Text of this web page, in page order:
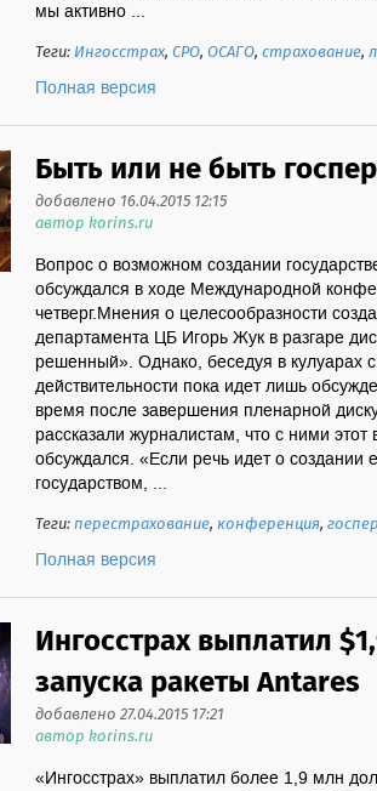
мы активно ...
Теги:Ингосстрах,СРО,ОСАГО,страхование,
Полная версия
Быть или не быть
добавлено 16.04.2015 12:15
автор korins.ru
Вопрос о возможном создании
обсуждался в ходе Международной
четверг.Мнения о целесообразности
департамента ЦБ Игорь Жук в разгаре
решенный». Однако, беседуя в кулуарах
действительности пока идет лишь
время после завершения пленарной
рассказали журналистам, что с ними этот
обсуждался. «Если речь идет о создании
государством, ...
Теги:перестрахование,конференция,
Полная версия
Ингосстрах выплатил
запуска ракеты Antares
добавлено 27.04.2015 17:21
автор korins.ru
«Ингосстрах» выплатил более 1,9 млн